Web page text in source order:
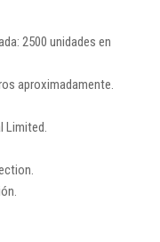
2500 unidades en
aproximadamente.
Limited.